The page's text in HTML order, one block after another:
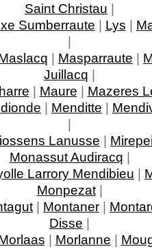
Saint Christau |
Sumberraute | Lys |
|
| Masparraute |
Juillacq |
| Maure | Mazeres
| Menditte |
|
Lanusse |
Monassut Audiracq |
Larrory Mendibieu |
Monpezat|
| Montaner |
Disse |
| Morlanne |